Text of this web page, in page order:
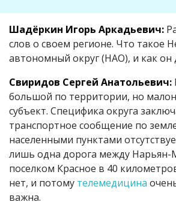
Шадёркин Игорь Аркадьевич:
слов о своем регионе. Что такое
автономный округ (НАО), и как он
Свиридов Сергей Анатольевич:
большой по территории, но
субъект. Специфика округа
транспортное сообщение по
населенными пунктами
лишь одна дорога между
поселком Красное в 40
нет, и потому телемедицина
важна.